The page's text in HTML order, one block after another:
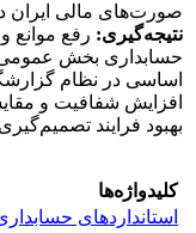
صورت‌های مالی ایران
نتیجه‌گیری: رفع موانع
حسابداری بخش
اساسی در نظام
افزایش شفافیت و
بهبود فرایند
کلیدواژه‌ها
استانداردهای